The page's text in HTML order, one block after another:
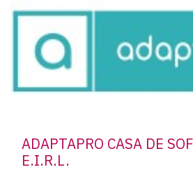
ADAPTAPRO CASA DE
E.I.R.L.